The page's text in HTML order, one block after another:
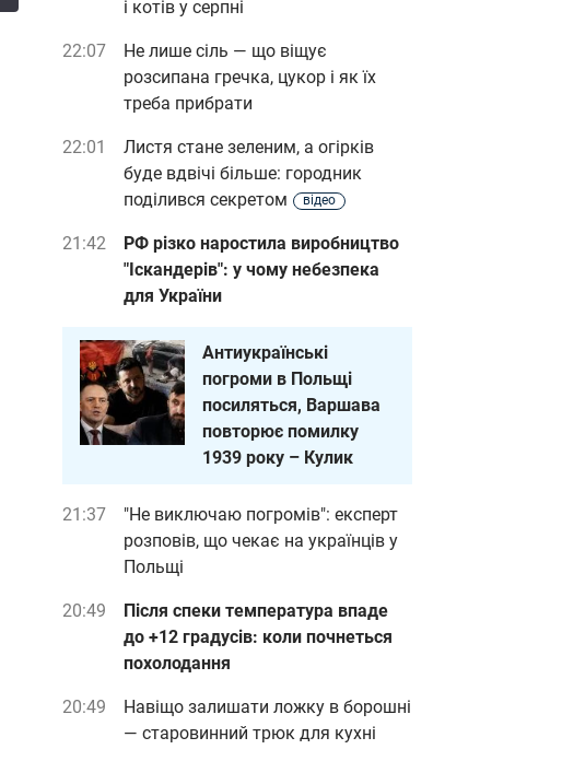
і котів у серпні
22:07
Не лише сіль — що віщує
розсипана гречка, цукор і як їх
треба прибрати
22:01
Листя стане зеленим, а огірків
буде вдвічі більше: городник
поділився секретом
відео
21:42
РФ різко наростила виробництво
"Іскандерів": у чому небезпека
для України
Антиукраїнські
погроми в Польщі
посиляться, Варшава
повторює помилку
1939 року – Кулик
21:37
"Не виключаю погромів": експерт
розповів, що чекає на українців у
Польщі
20:49
Після спеки температура впаде
до +12 градусів: коли почнеться
похолодання
20:49
Навіщо залишати ложку в борошні
— старовинний трюк для кухні